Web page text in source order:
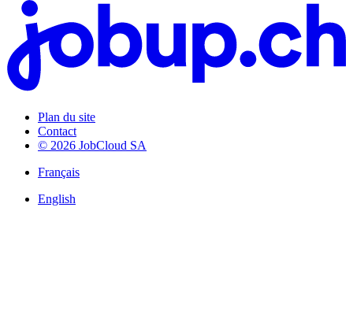
Plan du site
Contact
© 2026 JobCloud SA
Français
English